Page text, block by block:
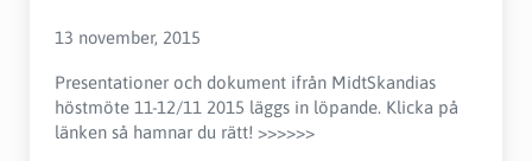
13 november, 2015
Presentationer och dokument ifrån MidtSkandias
höstmöte 11-12/11 2015 läggs in löpande. Klicka på
länken så hamnar du rätt! >>>>>>